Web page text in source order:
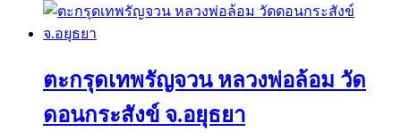
ตะกรุดเทพรัญจวน หลวงพ่อล้อม วัด
ดอนกระสังข์ จ.อยุธยา